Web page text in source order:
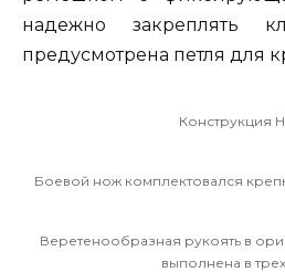
надежно закреплять
предусмотрена петля для
Конструкция
Боевой нож комплектовался
Веретенообразная рукоять в
выполнена в